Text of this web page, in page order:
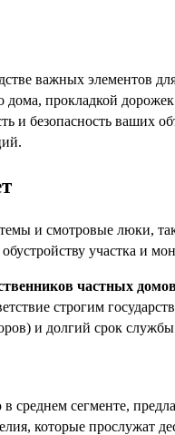
важных элементов
дома, прокладкой
и безопасность ваших
и смотровые люки,
участка и
частных
строгим
и долгий срок службы
среднем сегменте,
которые прослужат